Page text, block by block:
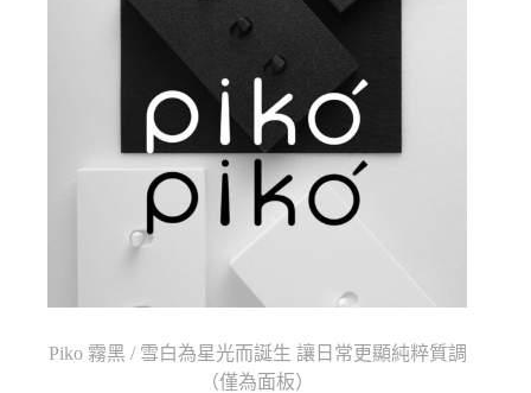
Piko 霧黑 / 雪白為星光而誕生 讓日常更顯純粹質調
（僅為面板）